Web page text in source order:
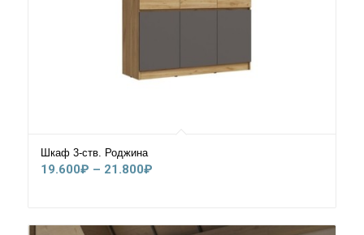
Шкаф 3-ств. Роджина
19.600₽ – 21.800₽Диапазон
–